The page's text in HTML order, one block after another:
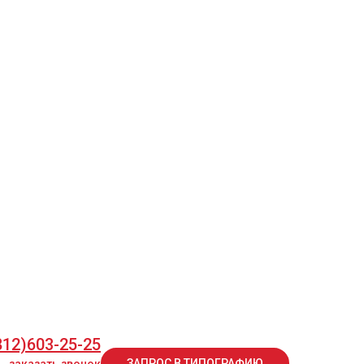
25-25